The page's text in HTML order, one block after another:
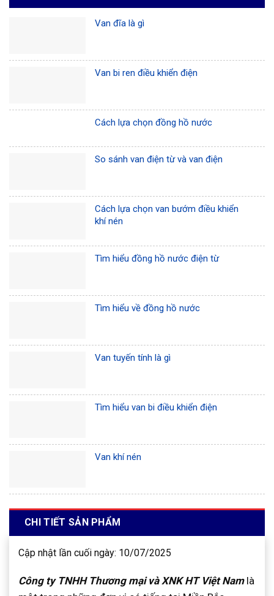
Van đĩa là gì
Van bi ren điều khiển điện
Cách lựa chọn đồng hồ nước
So sánh van điện từ và van điện
Cách lựa chọn van bướm điều khiển
khí nén
Tìm hiểu đồng hồ nước điện từ
Tìm hiểu về đồng hồ nước
Van tuyến tính là gì
Tìm hiểu van bi điều khiển điện
Van khí nén
CHI TIẾT SẢN PHẨM
Cập nhật lần cuối ngày: 10/07/2025
Công ty TNHH Thương mại và XNK HT Việt Namlà